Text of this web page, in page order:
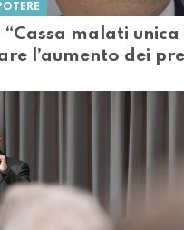
“Cassa malati
l’aumento dei